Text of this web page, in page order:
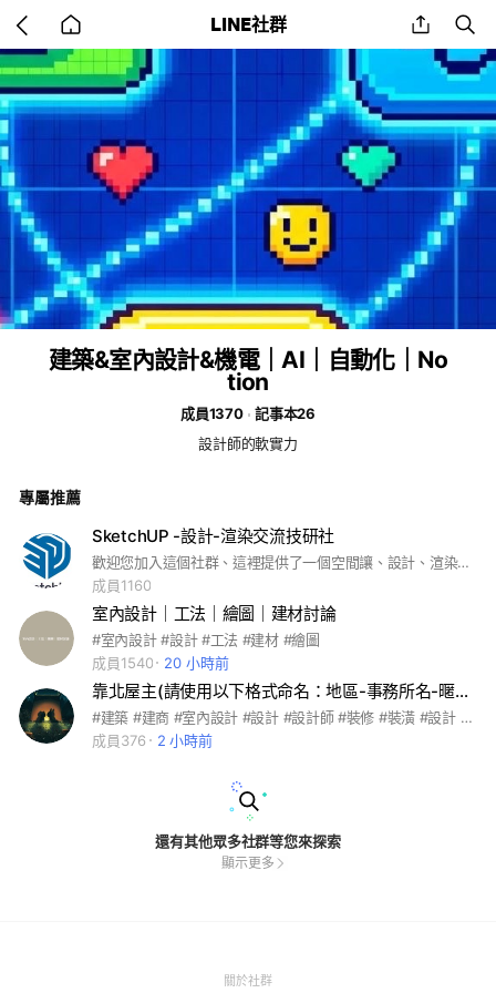
back
to
home
LINE社群 share
建築&室內設計&機電｜AI｜自動化｜No
tion
成員1370
記事本26
設計師的軟實力
專屬推薦
SketchUP -設計-渲染交流技研社
歡迎您加入這個社群、這裡提供了一個空間讓、設計、渲染、交流使用平台、請勿張貼廣告、直播分享、感謝大家！
成員1160
室內設計｜工法｜繪圖｜建材討論
#室內設計 #設計 #工法 #建材 #繪圖
成員1540
20 小時前
靠北屋主(請使用以下格式命名：地區-事務所名-暱稱）
#建築 #建商 #室內設計 #設計 #設計師 #裝修 #裝潢 #設計 #新成屋 #改建 #中古屋 #商業空間 #裝修材料 #進口 #軟裝 #硬裝 #大理石 #石英 #石英板 #石材 #繆思精工 #繆思岩 #繆思石
成員376
2 小時前
還有其他眾多社群等您來探索
顯示更多
關於社群(Open